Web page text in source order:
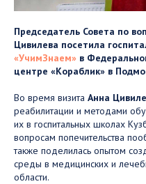
Председатель Совета по
Цивилева посетила
«УчимЗнаем» в
центре «Кораблик» в
Во время визита Анна
реабилитации и методами
их в госпитальных школах
вопросам попечительства
также поделилась опытом
среды в медицинских и
области.